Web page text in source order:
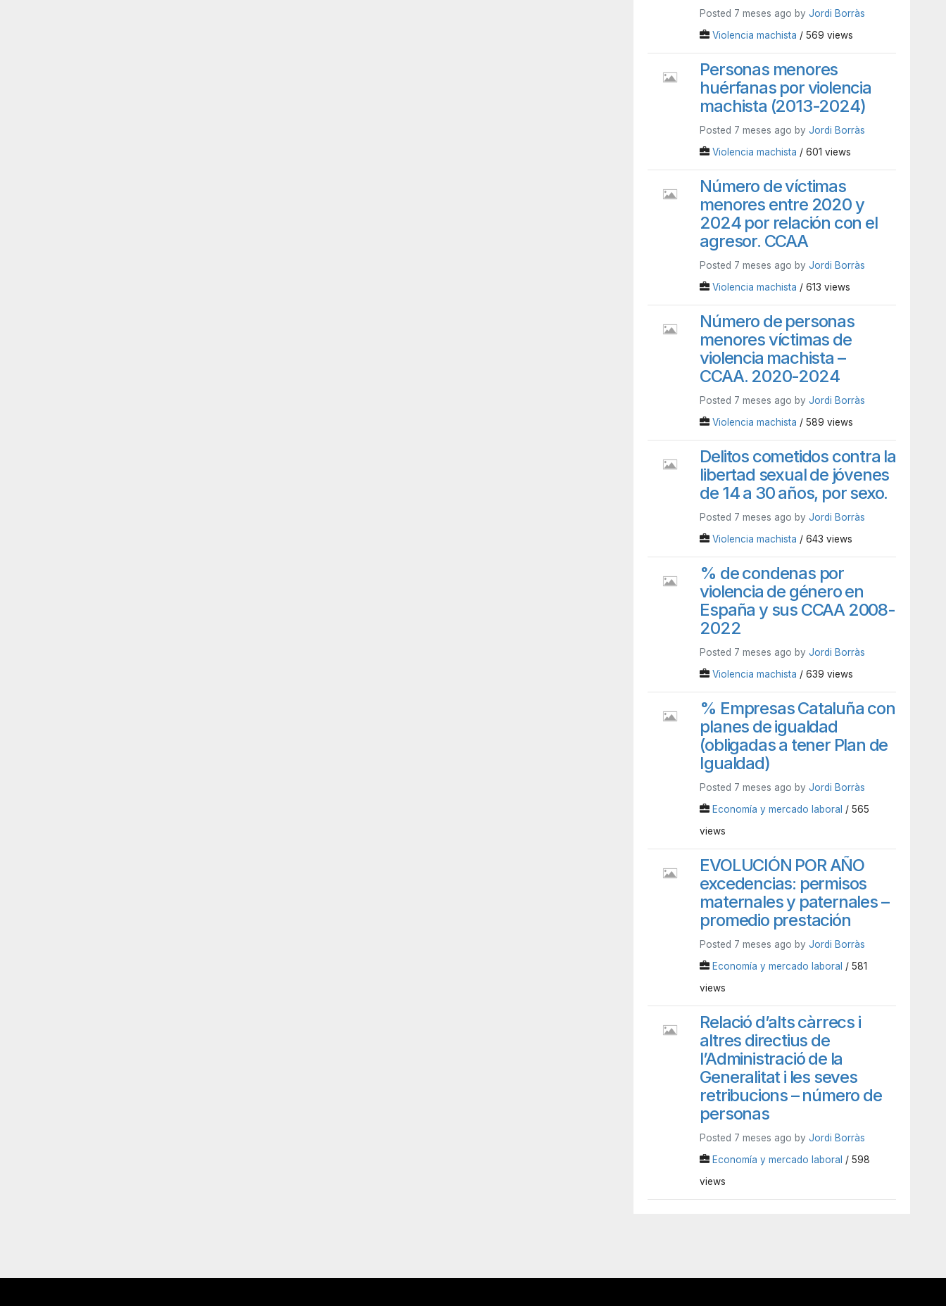
Posted 7 meses ago byJordi Borràs
Violencia machista / 569 views
Personas menores
huérfanas por violencia
machista (2013-2024)
Posted 7 meses ago byJordi Borràs
Violencia machista / 601 views
Número de víctimas
menores entre 2020 y
2024 por relación con el
agresor. CCAA
Posted 7 meses ago byJordi Borràs
Violencia machista / 613 views
Número de personas
menores víctimas de
violencia machista –
CCAA. 2020-2024
Posted 7 meses ago byJordi Borràs
Violencia machista / 589 views
Delitos cometidos contra la
libertad sexual de jóvenes
de 14 a 30 años, por sexo.
Posted 7 meses ago byJordi Borràs
Violencia machista / 643 views
% de condenas por
violencia de género en
España y sus CCAA 2008-
2022
Posted 7 meses ago byJordi Borràs
Violencia machista / 639 views
% Empresas Cataluña con
planes de igualdad
(obligadas a tener Plan de
Igualdad)
Posted 7 meses ago byJordi Borràs
Economía y mercado laboral / 565
views
EVOLUCIÓN POR AÑO
excedencias: permisos
maternales y paternales –
promedio prestación
Posted 7 meses ago byJordi Borràs
Economía y mercado laboral / 581
views
Relació d’alts càrrecs i
altres directius de
l’Administració de la
Generalitat i les seves
retribucions – número de
personas
Posted 7 meses ago byJordi Borràs
Economía y mercado laboral / 598
views